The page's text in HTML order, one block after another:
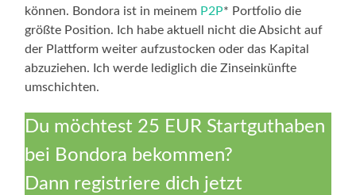
können. Bondora ist in meinem P2P* Portfolio die
größte Position. Ich habe aktuell nicht die Absicht auf
der Plattform weiter aufzustocken oder das Kapital
abzuziehen. Ich werde lediglich die Zinseinkünfte
umschichten.
Du möchtest 25 EUR Startguthaben
bei Bondora bekommen?
Dann registriere dich jetzt